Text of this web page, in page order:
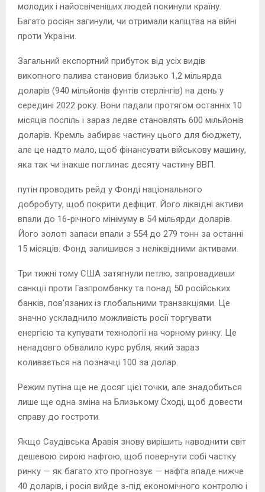
молодих і найосвіченіших людей покинули країну.
Багато росіян загинули, чи отримали каліцтва на війні
проти України.
Загальний експортний прибуток від усіх видів
викопного палива становив близько 1,2 мільярда
доларів (940 мільйонів фунтів стерлінгів) на день у
середині 2022 року. Вони падали протягом останніх 10
місяців поспіль і зараз ледве становлять 600 мільйонів
доларів. Кремль забирає частину цього для бюджету,
але це надто мало, щоб фінансувати військову машину,
яка так чи інакше поглинає десяту частину ВВП.
путін проводить рейд у Фонді національного
добробуту, щоб покрити дефіцит. Його ліквідні активи
впали до 16-річного мінімуму в 54 мільярди доларів.
Його золоті запаси впали з 554 до 279 тонн за останні
15 місяців. Фонд залишився з неліквідними активами.
Три тижні тому США затягнули петлю, запровадивши
санкції проти Газпромбанку та понад 50 російських
банків, пов’язаних із глобальними транзакціями. Це
значно ускладнило можливість росії торгувати
енергією та купувати технології на чорному ринку. Це
ненадовго обвалило курс рубля, який зараз
коливається на позначці 100 за долар.
Режим путіна ще не досяг цієї точки, але знадобиться
лише ще одна зміна на Близькому Сході, щоб довести
справу до гостроти.
Якщо Саудівська Аравія знову вирішить наводнити світ
дешевою сирою нафтою, щоб повернути собі частку
ринку — як багато хто прогнозує — нафта впаде нижче
40 доларів, і росія вийде з-під економічного контролю і